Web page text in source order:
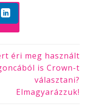
éri meg használt
is Crown-t
választani?
Elmagyarázzuk!